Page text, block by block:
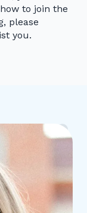
to join the
please
you.